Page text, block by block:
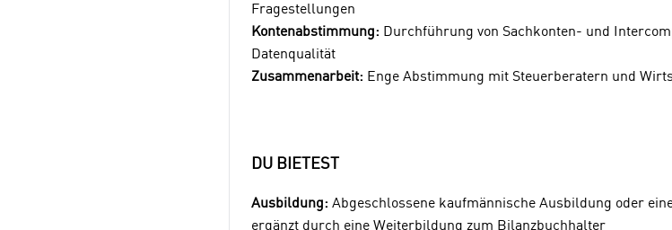
Fragestellungen
Kontenabstimmung: Durchführung von Sachkonten- und
Datenqualität
Zusammenarbeit: Enge Abstimmung mit Steuerberatern und
DU BIETEST
Ausbildung: Abgeschlossene kaufmännische Ausbildung oder
ergänzt durch eine Weiterbildung zum Bilanzbuchhalter